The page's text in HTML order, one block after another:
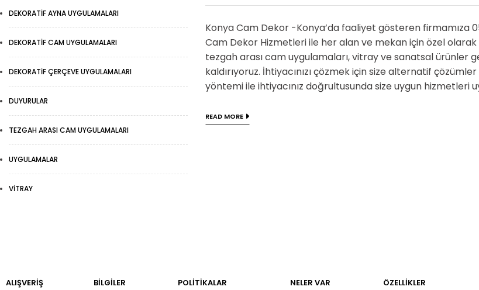
DEKORATIF AYNA UYGULAMALARI
DEKORATIF CAM UYGULAMALARI
DEKORATIF ÇERÇEVE UYGULAMALARI
DUYURULAR
TEZGAH ARASI CAM UYGULAMALARI
UYGULAMALAR
VITRAY
Konya Cam Dekor -Konya’da faaliyet gösteren firmamıza
Cam Dekor Hizmetleri ile her alan ve mekan için özel
tezgah arası cam uygulamaları, vitray ve sanatsal ürünler
kaldırıyoruz. İhtiyacınızı çözmek için size alternatif
yöntemi ile ihtiyacınız doğrultusunda size uygun hizmetleri
READ MORE
ALIŞVERİŞ BILGILER POLİTİKALAR NELER VAR ÖZELLIKLER